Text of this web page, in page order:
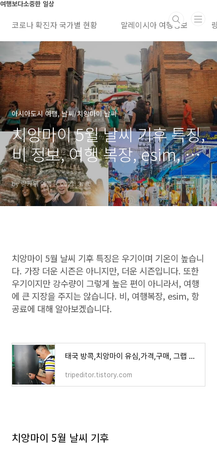
본문 바로가기
여행보다소중한 일상
코로나 확진자 국가별 현황 말레이시아 여행정보
아시아도시 여행, 날씨/치앙마이 날씨
치앙마이 5월 날씨 기후 특징,
비 정보, 여행 복장, esim, 항
공료
by 랑카위 여행 2023. 3. 8.
치앙마이 5월 날씨 기후 특징은 우기이며 기온이 높습니
다. 가장 더운 시즌은 아니지만, 더운 시즌입니다. 또한
우기이지만 강수량이 그렇게 높은 편이 아니라서, 여행
에 큰 지장을 주지는 않습니다. 비, 여행복장, esim, 항
공료에 대해 알아보겠습니다.
태국 방콕,치앙마이 유심,가격,구매, 그랩 이용방법 및 사고예방 주의사항
tripeditor.tistory.com
치앙마이 5월 날씨 기후